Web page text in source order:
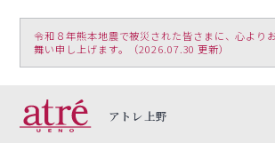
令和８年熊本地震で被災された皆さまに、心より
舞い申し上げます。（2026.07.30 更新）
アトレ上野